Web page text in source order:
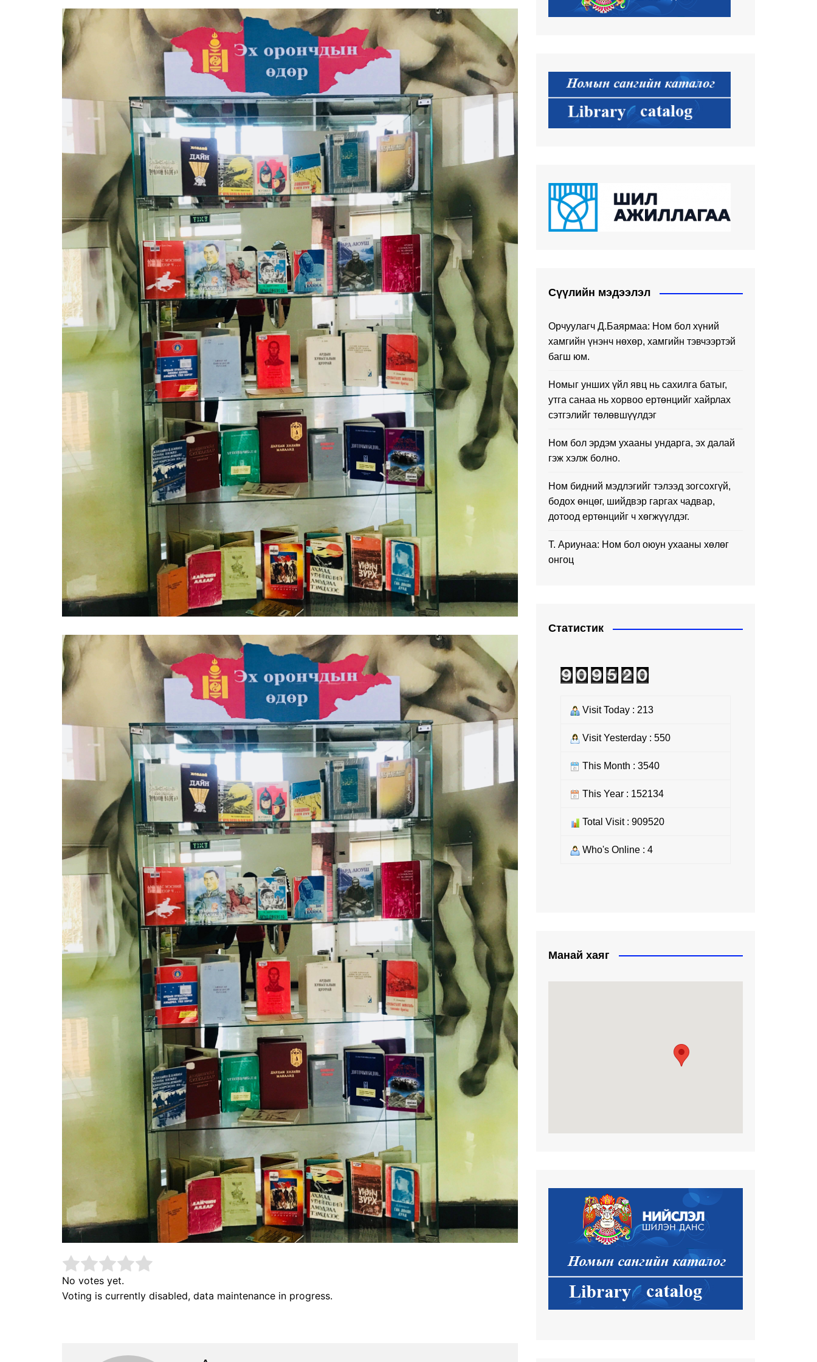
Маркетинг инновацийн
тасаг
Олон нийтэд үйлчлэх
тасаг
Салбар номын сангууд
Хан-Уул дүүрэг дэх
салбар номын сан
Баянзүрх дүүрэг дэх
салбар номын сан
Сонгино Хайрхан дүүрэг
дэх салбар номын сан
ЧИНГЭЛТЭЙ ДҮҮРЭГ ДЭХ
САЛБАР НОМЫН САН
АМЕРИКИЙН СОЁЛ
МЭДЭЭЛЛИЙН ТӨВ
Ном хэвлэх – сэлбэн
засах үйлчилгээ
Хөгжлийн бэрхшээлтэй
иргэдийн мэдээллийн
үйлчилгээ
No votes yet.
Voting is currently disabled, data maintenance in progress.
Сүүлийн мэдээлэл
Орчуулагч Д.Баярмаа: Ном бол хүний
хамгийн үнэнч нөхөр, хамгийн тэвчээртэй
багш юм.
Номыг унших үйл явц нь сахилга батыг,
утга санаа нь хорвоо ертөнцийг хайрлах
сэтгэлийг төлөвшүүлдэг
Ном бол эрдэм ухааны ундарга, эх далай
гэж хэлж болно.
Ном бидний мэдлэгийг тэлээд зогсохгүй,
бодох өнцөг, шийдвэр гаргах чадвар,
дотоод ертөнцийг ч хөгжүүлдэг.
Т. Ариунаа: Ном бол оюун ухааны хөлөг
онгоц
Статистик
Visit Today : 213
Visit Yesterday : 550
This Month : 3540
This Year : 152134
Total Visit : 909520
Who's Online : 4
Манай хаяг